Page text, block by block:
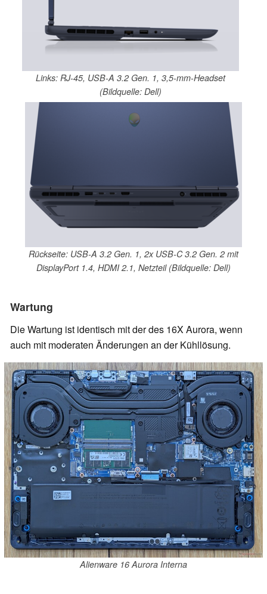
Links: RJ-45, USB-A 3.2 Gen. 1, 3,5-mm-Headset
(Bildquelle: Dell)
Rückseite: USB-A 3.2 Gen. 1, 2x USB-C 3.2 Gen. 2 mit
DisplayPort 1.4, HDMI 2.1, Netzteil (Bildquelle: Dell)
Wartung
Die Wartung ist identisch mit der des 16X Aurora, wenn
auch mit moderaten Änderungen an der Kühllösung.
Alienware 16 Aurora Interna